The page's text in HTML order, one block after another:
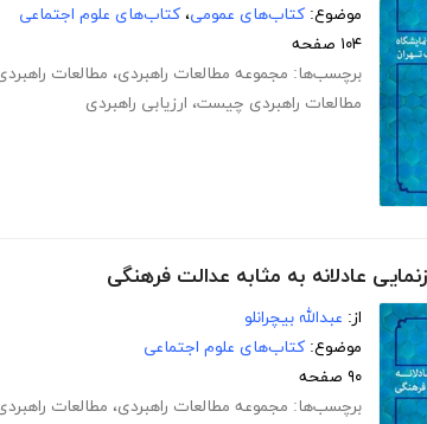
موضوع: کتاب‌های عمومی، کتاب‌های علوم اجتماعی
۱۰۴ صفحه
برچسب‌ها: مجموعه مطالعات راهبردی، مطالعات
مطالعات راهبردی چیست، ارزیابی راهبردی
عادلانه به مثابه عدالت فرهنگی
از: عبدالله بیچرانلو
موضوع: کتاب‌های علوم اجتماعی
۹۰ صفحه
برچسب‌ها: مجموعه مطالعات راهبردی، مطالعات